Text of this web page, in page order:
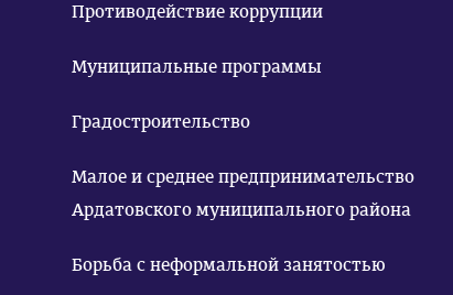
Противодействие коррупции
Муниципальные программы
Градостроительство
Малое и среднее предпринимательство
Ардатовского муниципального района
Борьба с неформальной занятостью